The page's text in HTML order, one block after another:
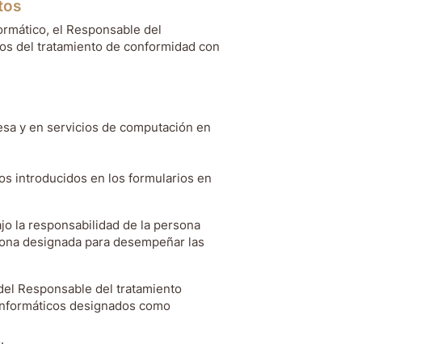
el Responsable del
del tratamiento de conformidad con
y en servicios de computación en
introducidos en los formularios en
la responsabilidad de la persona
designada para desempeñar las
Responsable del tratamiento
designados como